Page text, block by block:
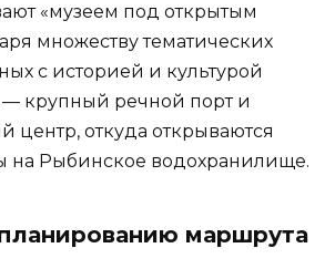
«музеем под открытым
множеству тематических
с историей и культурой
крупный речной порт и
откуда открываются
на Рыбинское водохранилище.
маршрута